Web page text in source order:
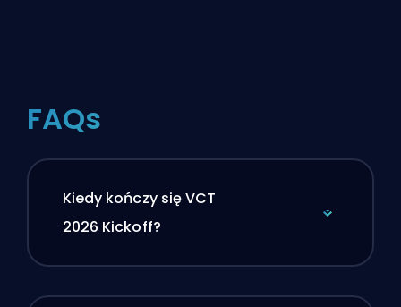
FAQs
Kiedy kończy się VCT
2026 Kickoff?